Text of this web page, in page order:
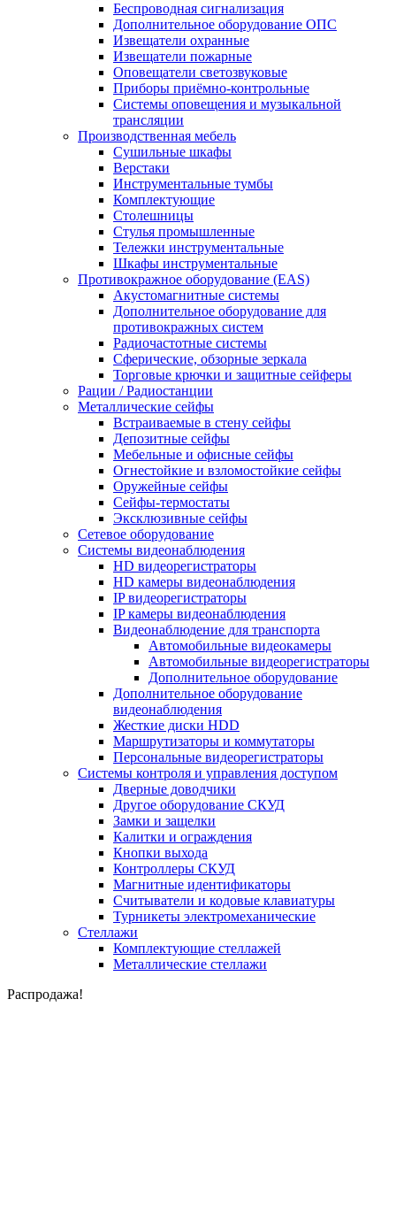
Беспроводная сигнализация
Дополнительное оборудование ОПС
Извещатели охранные
Извещатели пожарные
Оповещатели светозвуковые
Приборы приёмно-контрольные
Системы оповещения и музыкальной
трансляции
Производственная мебель
Cушильные шкафы
Верстаки
Инструментальные тумбы
Комплектующие
Столешницы
Стулья промышленные
Тележки инструментальные
Шкафы инструментальные
Противокражное оборудование (EAS)
Акустомагнитные системы
Дополнительное оборудование для
противокражных систем
Радиочастотные системы
Сферические, обзорные зеркала
Торговые крючки и защитные сейферы
Рации / Радиостанции
Металлические сейфы
Встраиваемые в стену сейфы
Депозитные сейфы
Мебельные и офисные сейфы
Огнестойкие и взломостойкие сейфы
Оружейные сейфы
Сейфы-термостаты
Эксклюзивные сейфы
Сетевое оборудование
Системы видеонаблюдения
HD видеорегистраторы
HD камеры видеонаблюдения
IP видеорегистраторы
IP камеры видеонаблюдения
Видеонаблюдение для транспорта
Автомобильные видеокамеры
Автомобильные видеорегистраторы
Дополнительное оборудование
Дополнительное оборудование
видеонаблюдения
Жесткие диски HDD
Маршрутизаторы и коммутаторы
Персональные видеорегистраторы
Системы контроля и управления доступом
Дверные доводчики
Другое оборудование СКУД
Замки и защелки
Калитки и ограждения
Кнопки выхода
Контроллеры СКУД
Магнитные идентификаторы
Считыватели и кодовые клавиатуры
Турникеты электромеханические
Стеллажи
Комплектующие стеллажей
Металлические стеллажи
Распродажа!